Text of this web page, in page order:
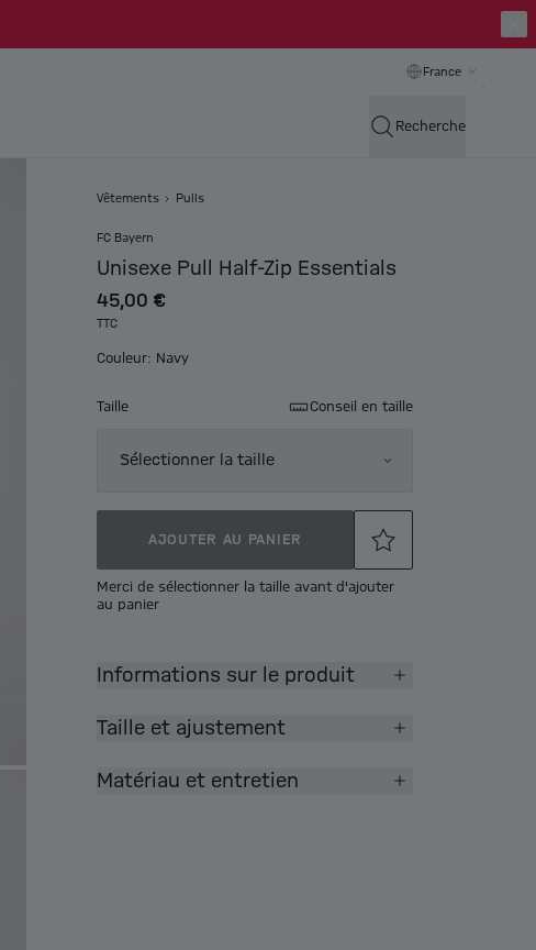
France
Recherche
Vêtements Pulls
FC Bayern
Unisexe Pull Half-Zip Essentials
45,00 €
TTC
Couleur: Navy
Taille Conseil en taille
Sélectionner la taille
AJOUTER AU PANIER
Merci de sélectionner la taille avant d'ajouter
au panier
Informations sur le produit
Taille et ajustement
Matériau et entretien